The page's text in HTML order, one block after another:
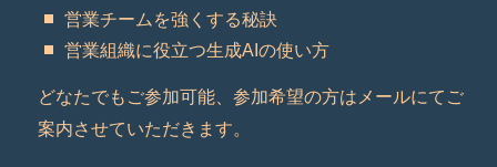
営業チームを強くする秘訣
営業組織に役立つ生成AIの使い方
どなたでもご参加可能、参加希望の方はメールにてご
案内させていただきます。